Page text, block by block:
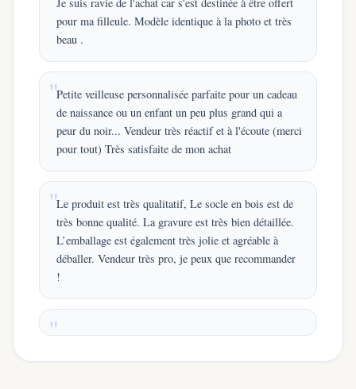
pour ma filleule. Modèle identique à la photo et très
beau .
Petite veilleuse personnalisée parfaite pour un cadeau
de naissance ou un enfant un peu plus grand qui a
peur du noir... Vendeur très réactif et à l'écoute (merci
pour tout) Très satisfaite de mon achat
Le produit est très qualitatif, Le socle en bois est de
très bonne qualité. La gravure est très bien détaillée.
L’emballage est également très jolie et agréable à
déballer. Vendeur très pro, je peux que recommander
!